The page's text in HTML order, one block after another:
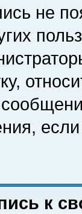
не
к